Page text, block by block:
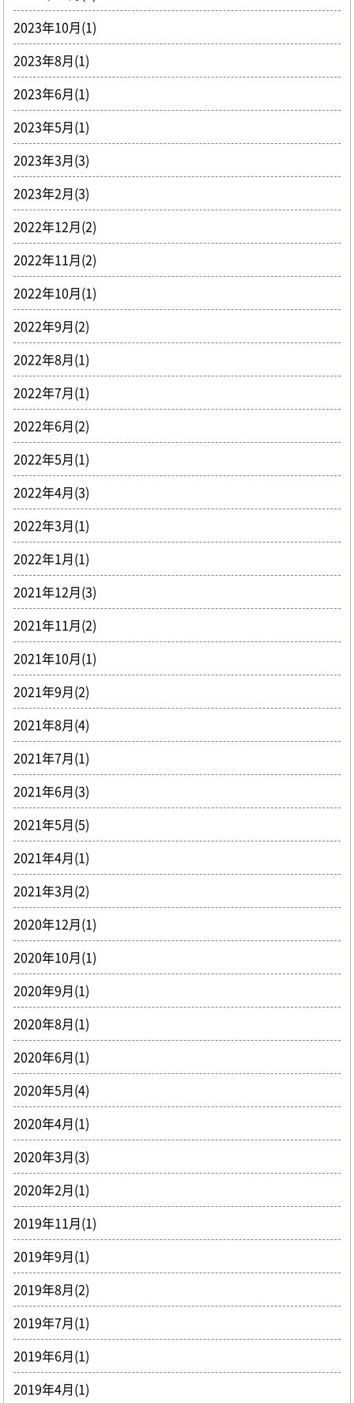
2023年10月(1)
2023年8月(1)
2023年6月(1)
2023年5月(1)
2023年3月(3)
2023年2月(3)
2022年12月(2)
2022年11月(2)
2022年10月(1)
2022年9月(2)
2022年8月(1)
2022年7月(1)
2022年6月(2)
2022年5月(1)
2022年4月(3)
2022年3月(1)
2022年1月(1)
2021年12月(3)
2021年11月(2)
2021年10月(1)
2021年9月(2)
2021年8月(4)
2021年7月(1)
2021年6月(3)
2021年5月(5)
2021年4月(1)
2021年3月(2)
2020年12月(1)
2020年10月(1)
2020年9月(1)
2020年8月(1)
2020年6月(1)
2020年5月(4)
2020年4月(1)
2020年3月(3)
2020年2月(1)
2019年11月(1)
2019年9月(1)
2019年8月(2)
2019年7月(1)
2019年6月(1)
2019年4月(1)